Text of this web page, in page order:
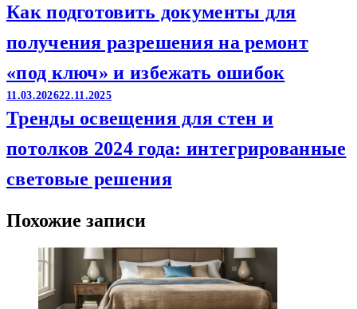
Как подготовить документы для
получения разрешения на ремонт
«под ключ» и избежать ошибок
11.03.202622.11.2025
Тренды освещения для стен и
потолков 2024 года: интегрированные
световые решения
Похожие записи